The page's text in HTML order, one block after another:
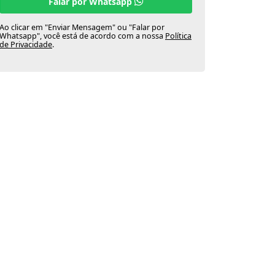
Ao clicar em "Enviar Mensagem" ou "Falar por
Whatsapp", você está de acordo com a nossa Política
de Privacidade.